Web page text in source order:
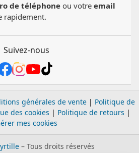
de téléphone ou votre email
rapidement.
Suivez-nous
générales de vente | Politique de
des cookies | Politique de retours |
mes cookies
– Tous droits réservés